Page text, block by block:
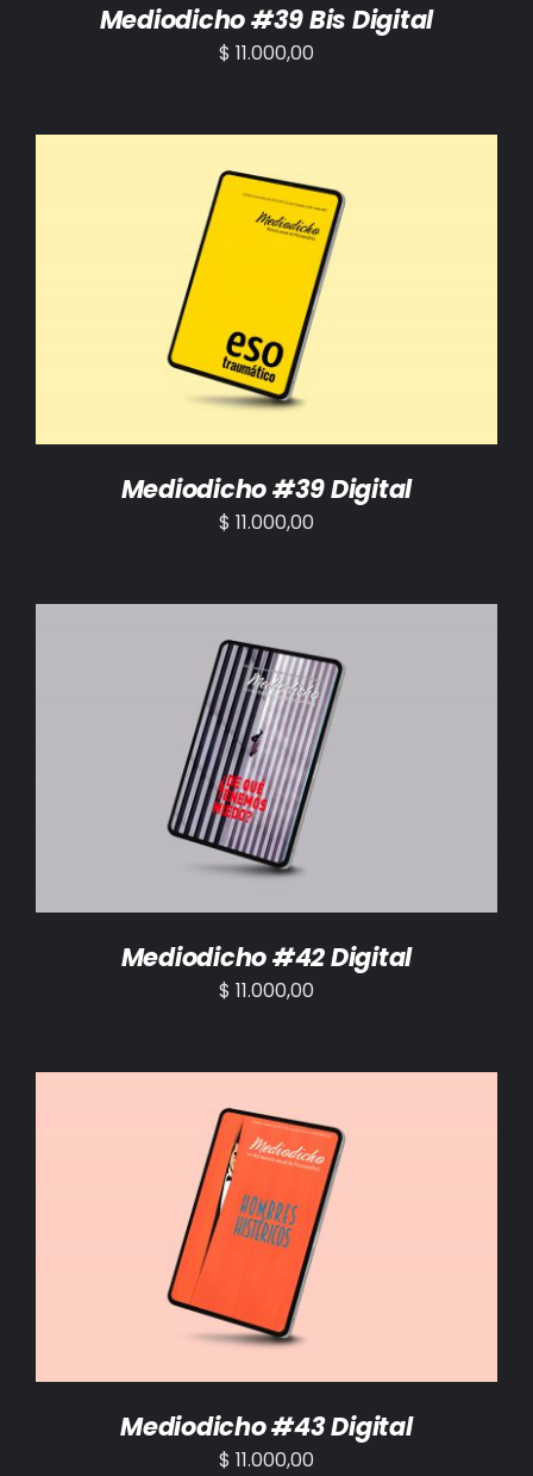
Mediodicho #39 Bis Digital
$ 11.000,00
AÑADIR AL CARRITO /
Mediodicho #39 Digital
$ 11.000,00
AÑADIR AL CARRITO /
Mediodicho #42 Digital
$ 11.000,00
AÑADIR AL CARRITO /
Mediodicho #43 Digital
$ 11.000,00